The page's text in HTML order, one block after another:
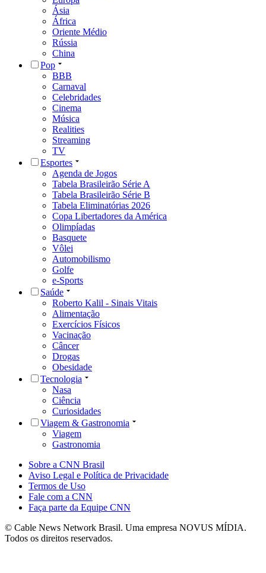
Ásia
África
Oriente Médio
Rússia
China
Pop
BBB
Carnaval
Celebridades
Cinema
Música
Realities
Streaming
TV
Esportes
Agenda de Jogos
Tabela Brasileirão Série A
Tabela Brasileirão Série B
Tabela Eliminatórias 2026
Copa Libertadores da América
Olimpíadas
Basquete
Vôlei
Automobilismo
Golfe
e-Sports
Saúde
Roberto Kalil - Sinais Vitais
Alimentação
Exercícios Físicos
Vacinação
Câncer
Drogas
Obesidade
Tecnologia
Nasa
Ciência
Curiosidades
Viagem & Gastronomia
Viagem
Gastronomia
Sobre a CNN Brasil
Aviso Legal e Política de Privacidade
Termos de Uso
Fale com a CNN
Faça parte da Equipe CNN
© Cable News Network Brasil. Uma empresa NOVUS MÍDIA.
Todos os direitos reservados.